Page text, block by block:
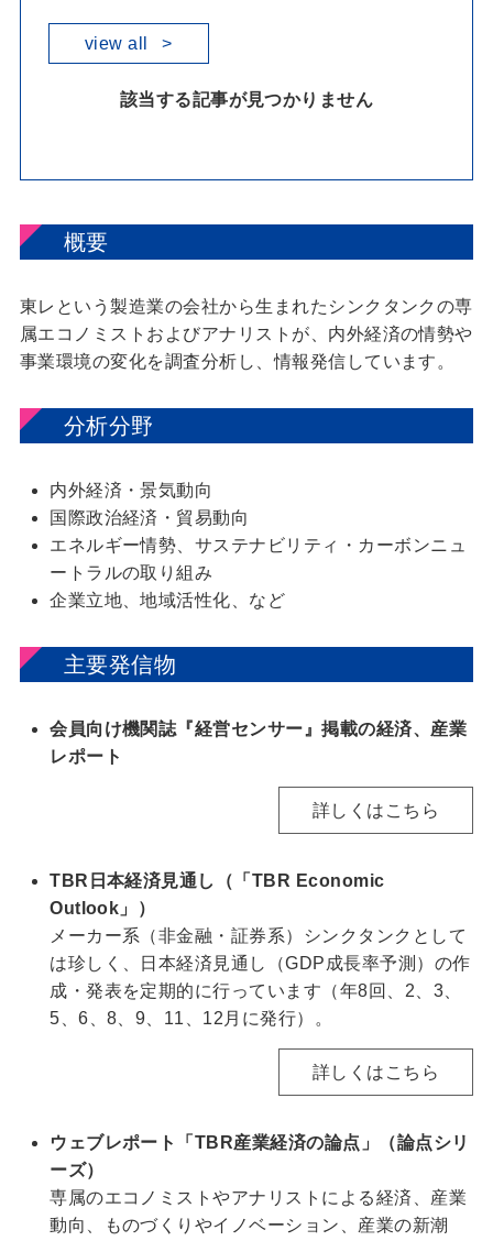
view all >
該当する記事が見つかりません
概要
東レという製造業の会社から生まれたシンクタンクの専
属エコノミストおよびアナリストが、内外経済の情勢や
事業環境の変化を調査分析し、情報発信しています。
分析分野
内外経済・景気動向
国際政治経済・貿易動向
エネルギー情勢、サステナビリティ・カーボンニュ
ートラルの取り組み
企業立地、地域活性化、など
主要発信物
会員向け機関誌『経営センサー』掲載の経済、産業
レポート
詳しくはこちら
TBR日本経済見通し（「TBR Economic
Outlook」）
メーカー系（非金融・証券系）シンクタンクとして
は珍しく、日本経済見通し（GDP成長率予測）の作
成・発表を定期的に行っています（年8回、2、3、
5、6、8、9、11、12月に発行）。
詳しくはこちら
ウェブレポート「TBR産業経済の論点」（論点シリ
ーズ）
専属のエコノミストやアナリストによる経済、産業
動向、ものづくりやイノベーション、産業の新潮